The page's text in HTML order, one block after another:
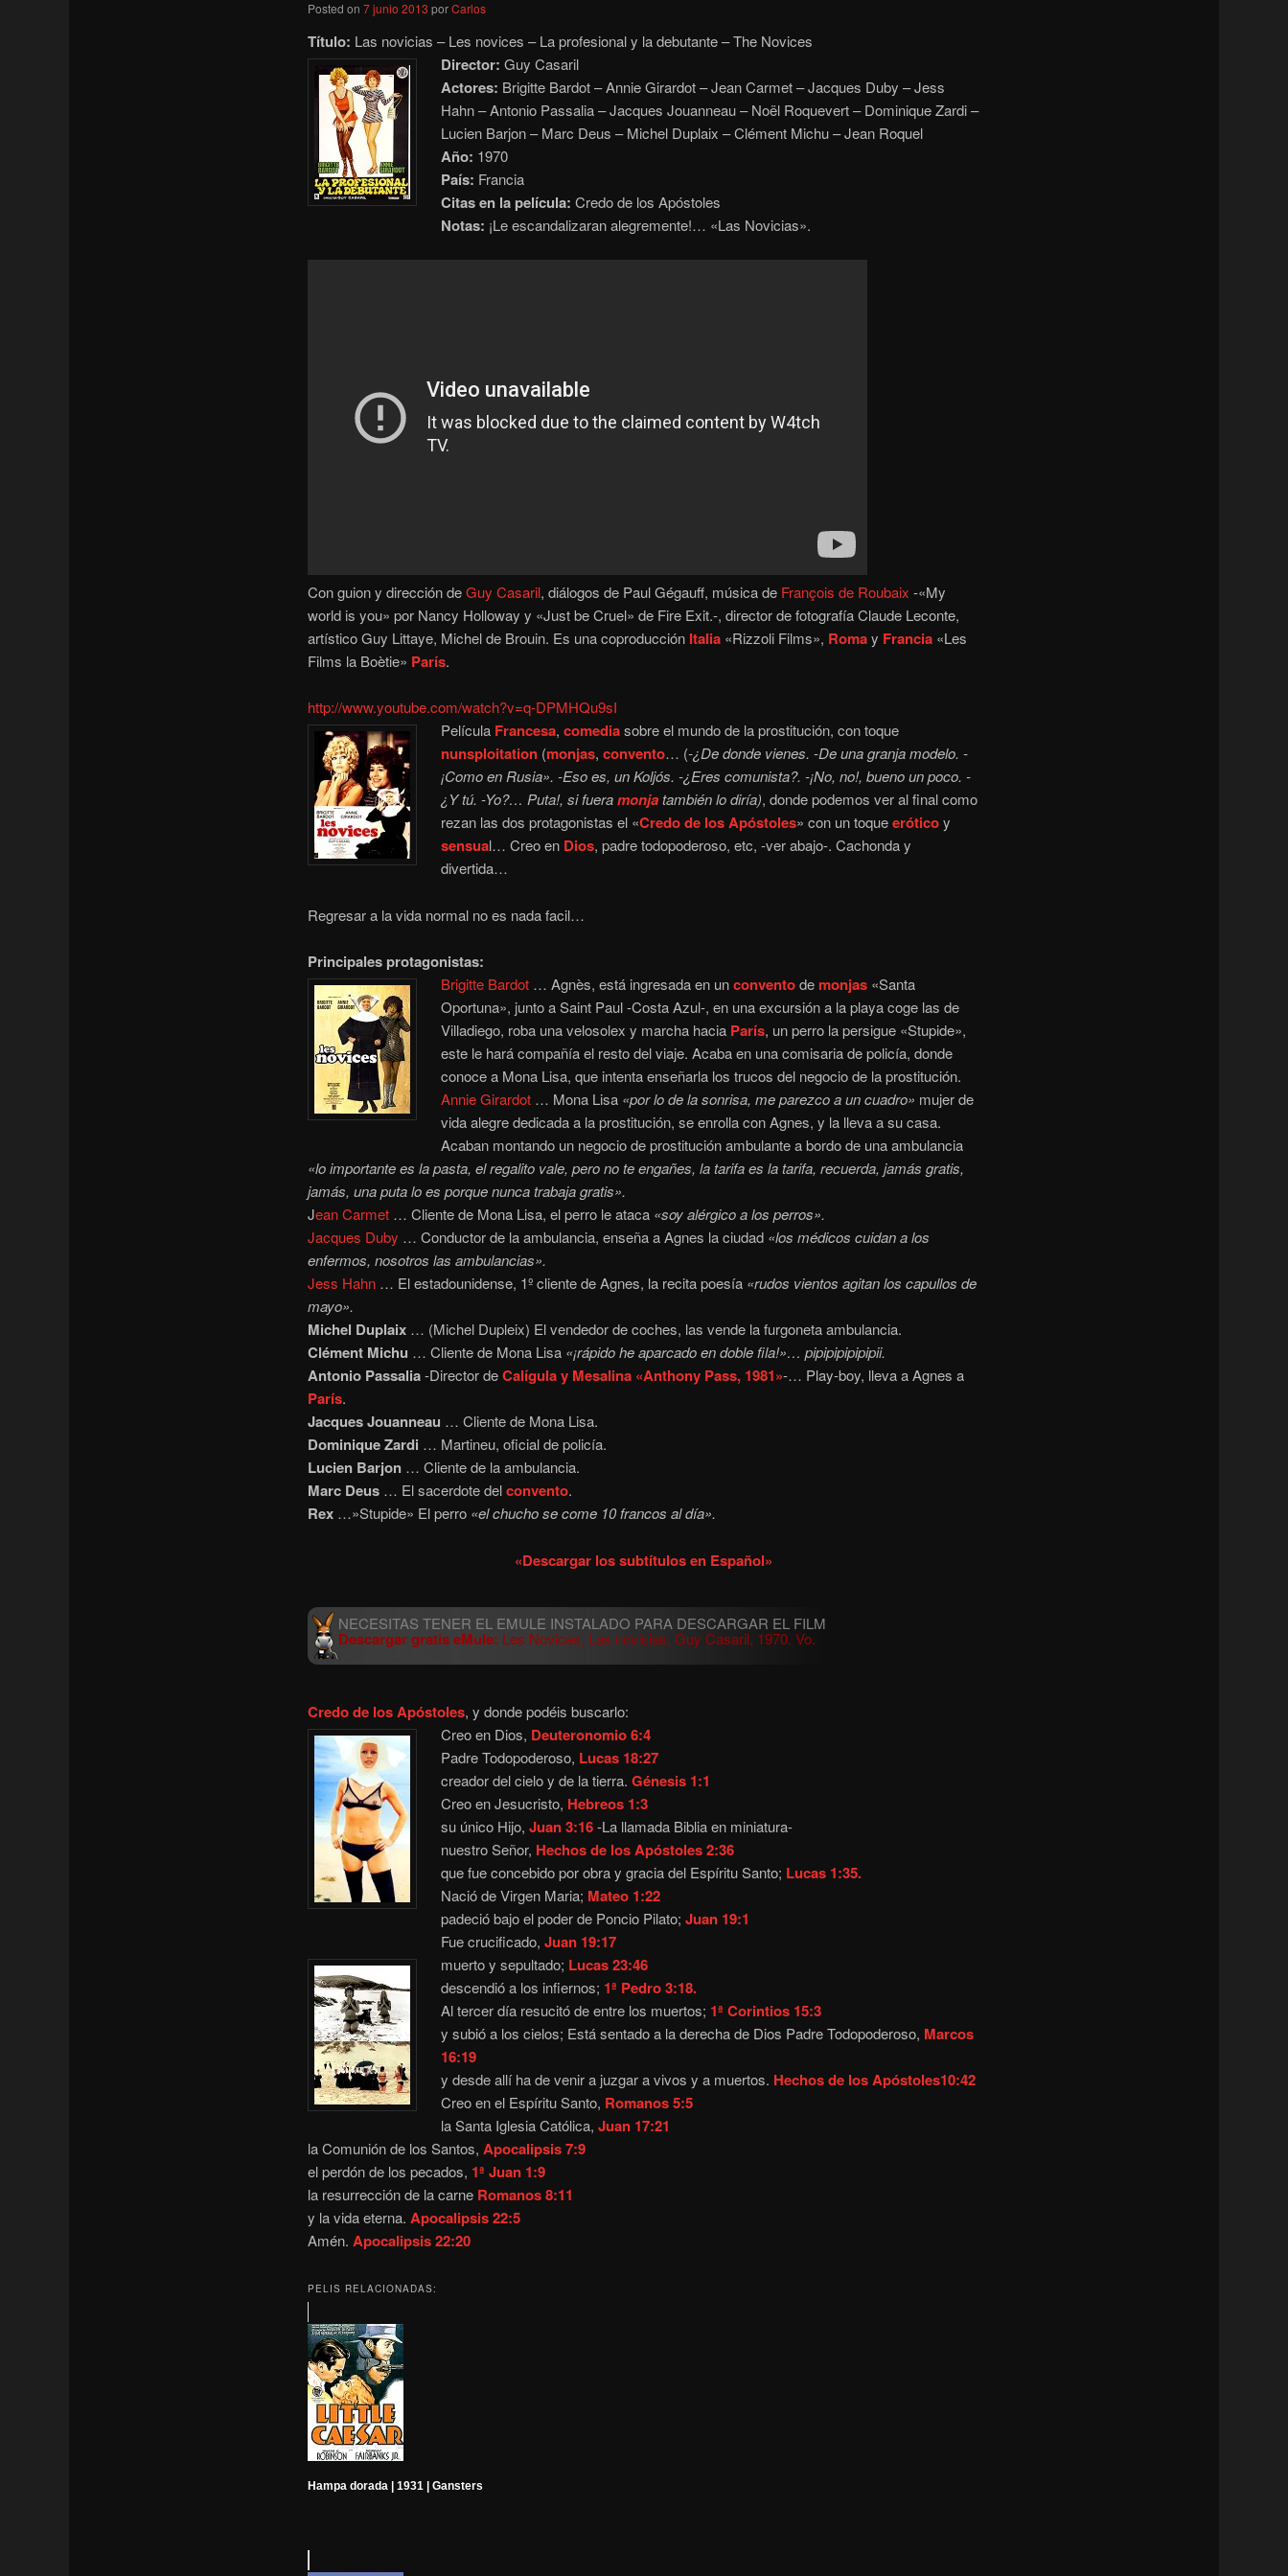
Posted on7 junio 2013 porCarlos
Título: Las novicias – Les novices – La profesional y la debutante – The Novices
Director: Guy Casaril
Actores: Brigitte Bardot – Annie Girardot – Jean Carmet – Jacques Duby – Jess
Hahn – Antonio Passalia – Jacques Jouanneau – Noël Roquevert – Dominique Zardi –
Lucien Barjon – Marc Deus – Michel Duplaix – Clément Michu – Jean Roquel
Año: 1970
País: Francia
Citas en la película: Credo de los Apóstoles
Notas: ¡Le escandalizaran alegremente!… «Las Novicias».
Con guion y dirección deGuy Casaril, diálogos de Paul Gégauff, música de François de Roubaix -«My
world is you» por Nancy Holloway y «Just be Cruel» de Fire Exit.-, director de fotografía Claude Leconte,
artístico Guy Littaye, Michel de Brouin. Es una coproducción Italia «Rizzoli Films», Romay Francia «Les
Films la Boètie» París.
http://www.youtube.com/watch?v=q-DPMHQu9sI
PelículaFrancesa, comediasobre el mundo de la prostitución, con toque
nunsploitation(monjas, convento… (-¿De donde vienes. -De una granja modelo. -
¡Como en Rusia». -Eso es, un Koljós. -¿Eres comunista?. -¡No, no!, bueno un poco. -
¿Y tú. -Yo?… Puta!, si fueramonjatambién lo diría), donde podemos ver al final como
rezan las dos protagonistas el «Credo de los Apóstoles» con un toqueeróticoy
sensual… Creo en Dios, padre todopoderoso, etc, -ver abajo-. Cachonda y
divertida…
Regresar a la vida normal no es nada facil…
Principales protagonistas:
Brigitte Bardot… Agnès, está ingresada en unconventode monjas«Santa
Oportuna», junto a Saint Paul -Costa Azul-, en una excursión a la playa coge las de
Villadiego, roba una velosolex y marcha hacia París, un perro la persigue «Stupide»,
este le hará compañía el resto del viaje. Acaba en una comisaria de policía, donde
conoce a Mona Lisa, que intenta enseñarla los trucos del negocio de la prostitución.
Annie Girardot… Mona Lisa «por lo de la sonrisa, me parezco a un cuadro» mujer de
vida alegre dedicada a la prostitución, se enrolla con Agnes, y la lleva a su casa.
Acaban montando un negocio de prostitución ambulante a bordo de una ambulancia
«lo importante es la pasta, el regalito vale, pero no te engañes, la tarifa es la tarifa, recuerda, jamás gratis,
jamás, una puta lo es porque nunca trabaja gratis».
Jean Carmet … Cliente de Mona Lisa, el perro le ataca «soy alérgico a los perros».
Jacques Duby … Conductor de la ambulancia, enseña a Agnes la ciudad «los médicos cuidan a los
enfermos, nosotros las ambulancias».
Jess Hahn … El estadounidense, 1º cliente de Agnes, la recita poesía «rudos vientos agitan los capullos de
mayo».
Michel Duplaix … (Michel Dupleix) El vendedor de coches, las vende la furgoneta ambulancia.
Clément Michu … Cliente de Mona Lisa «¡rápido he aparcado en doble fila!»… pipipipipipipii.
Antonio Passalia-Director deCalígula y Mesalina «Anthony Pass, 1981»-… Play-boy, lleva a Agnes a
París.
Jacques Jouanneau … Cliente de Mona Lisa.
Dominique Zardi … Martineu, oficial de policía.
Lucien Barjon … Cliente de la ambulancia.
Marc Deus … El sacerdote delconvento.
Rex …»Stupide» El perro «el chucho se come 10 francos al día».
«Descargar los subtítulos en Español»
Descargar gratis eMule: Les Novices, Las novicias, Guy Casaril, 1970. Vo.
Credo de los Apóstoles, y donde podéis buscarlo:
Creo en Dios, Deuteronomio 6:4
Padre Todopoderoso, Lucas 18:27
creador del cielo y de la tierra. Génesis 1:1
Creo en Jesucristo, Hebreos 1:3
su único Hijo, Juan 3:16-La llamada Biblia en miniatura-
nuestro Señor, Hechos de los Apóstoles 2:36
que fue concebido por obra y gracia del Espíritu Santo; Lucas 1:35.
Nació de Virgen Maria; Mateo 1:22
padeció bajo el poder de Poncio Pilato; Juan 19:1
Fue crucificado, Juan 19:17
muerto y sepultado; Lucas 23:46
descendió a los infiernos; 1ª Pedro 3:18.
Al tercer día resucitó de entre los muertos; 1ª Corintios 15:3
y subió a los cielos; Está sentado a la derecha de Dios Padre Todopoderoso, Marcos
16:19
y desde allí ha de venir a juzgar a vivos y a muertos. Hechos de los Apóstoles10:42
Creo en el Espíritu Santo, Romanos 5:5
la Santa Iglesia Católica, Juan 17:21
la Comunión de los Santos,Apocalipsis 7:9
el perdón de los pecados, 1ª Juan 1:9
la resurrección de la carne Romanos 8:11
y la vida eterna.Apocalipsis 22:5
Amén.Apocalipsis 22:20
PELIS RELACIONADAS:
Hampa dorada | 1931 | Gansters